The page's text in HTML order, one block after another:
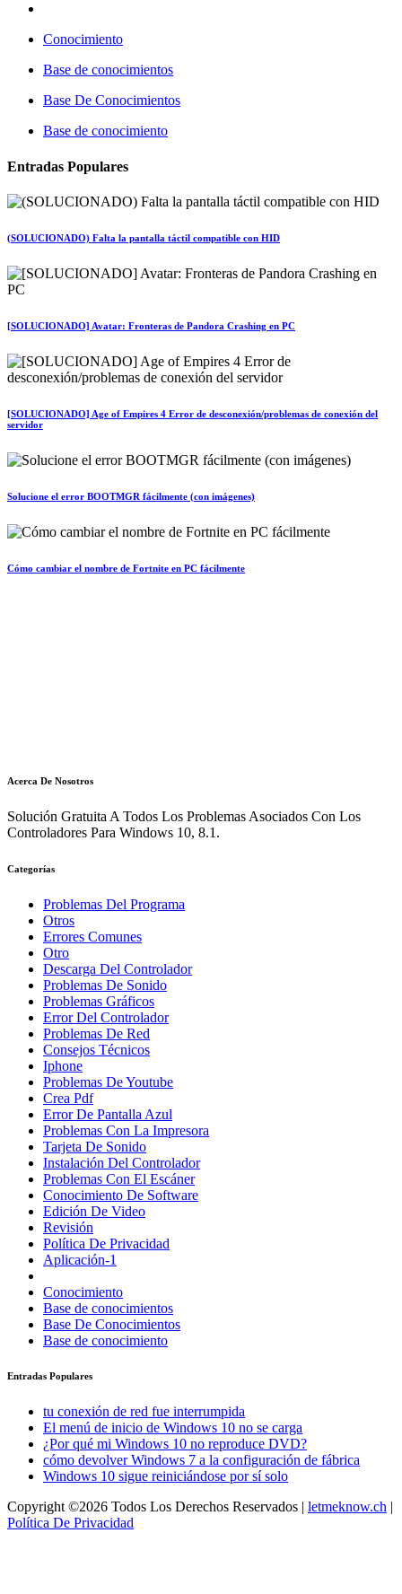
Conocimiento
Base de conocimientos
Base De Conocimientos
Base de conocimiento
Entradas Populares
(SOLUCIONADO) Falta la pantalla táctil compatible con HID
[SOLUCIONADO] Avatar: Fronteras de Pandora Crashing en PC
[SOLUCIONADO] Age of Empires 4 Error de desconexión/problemas de conexión del
servidor
Solucione el error BOOTMGR fácilmente (con imágenes)
Cómo cambiar el nombre de Fortnite en PC fácilmente
Acerca De Nosotros
Solución Gratuita A Todos Los Problemas Asociados Con Los
Controladores Para Windows 10, 8.1.
Categorías
Problemas Del Programa
Otros
Errores Comunes
Otro
Descarga Del Controlador
Problemas De Sonido
Problemas Gráficos
Error Del Controlador
Problemas De Red
Consejos Técnicos
Iphone
Problemas De Youtube
Crea Pdf
Error De Pantalla Azul
Problemas Con La Impresora
Tarjeta De Sonido
Instalación Del Controlador
Problemas Con El Escáner
Conocimiento De Software
Edición De Video
Revisión
Política De Privacidad
Aplicación-1
Conocimiento
Base de conocimientos
Base De Conocimientos
Base de conocimiento
Entradas Populares
tu conexión de red fue interrumpida
El menú de inicio de Windows 10 no se carga
¿Por qué mi Windows 10 no reproduce DVD?
cómo devolver Windows 7 a la configuración de fábrica
Windows 10 sigue reiniciándose por sí solo
Copyright ©2026 Todos Los Derechos Reservados | letmeknow.ch |
Política De Privacidad